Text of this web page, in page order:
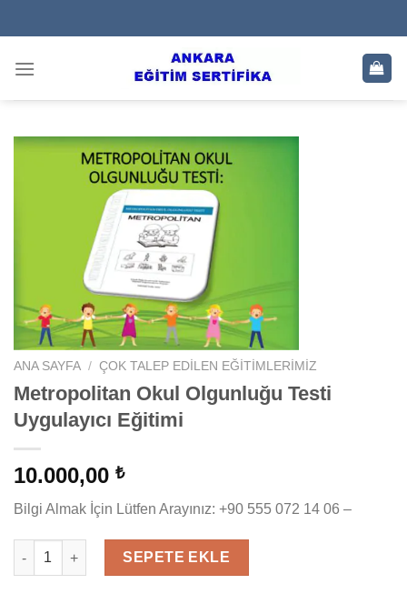
to
ANA SAYFA / ÇOK TALEP EDILEN EĞITIMLERIMIZ
Metropolitan Okul Olgunluğu Testi
Uygulayıcı Eğitimi
10.000,00 ₺
Bilgi Almak İçin Lütfen Arayınız: +90 555 072 14 06 –
Metropolitan Okul Olgunluğu Testi Uygulayıcı Eğitimi adet
SEPETE EKLE